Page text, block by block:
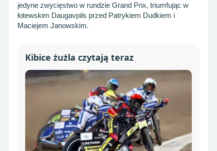
jedyne zwycięstwo w rundzie Grand Prix, triumfując w
łotewskim Daugavpils przed Patrykiem Dudkiem i
Maciejem Janowskim.
Kibice żużla czytają teraz